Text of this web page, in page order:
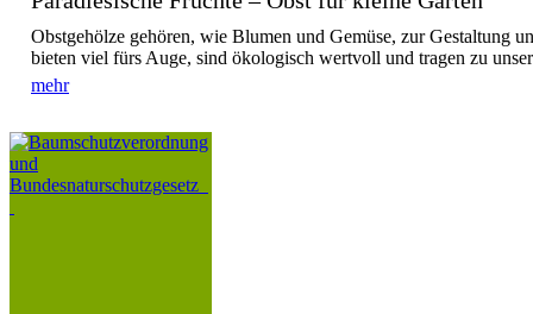
Obstgehölze gehören, wie Blumen und Gemüse, zur Gestaltung
bieten viel fürs Auge, sind ökologisch wertvoll und tragen zu
mehr